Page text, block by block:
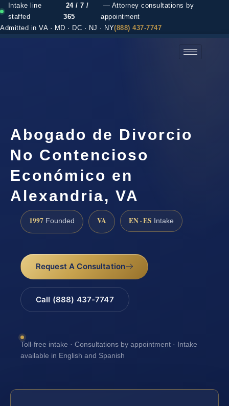
Intake line
staffed
24 / 7 /
365
— Attorney consultations by
appointment
Admitted in VA · MD · DC · NJ · NY(888) 437-7747
Abogado de Divorcio
No Contencioso
Económico en
Alexandria, VA
1997 Founded VA EN · ES Intake
Request A Consultation
Call (888) 437-7747
Toll-free intake · Consultations by appointment · Intake
available in English and Spanish